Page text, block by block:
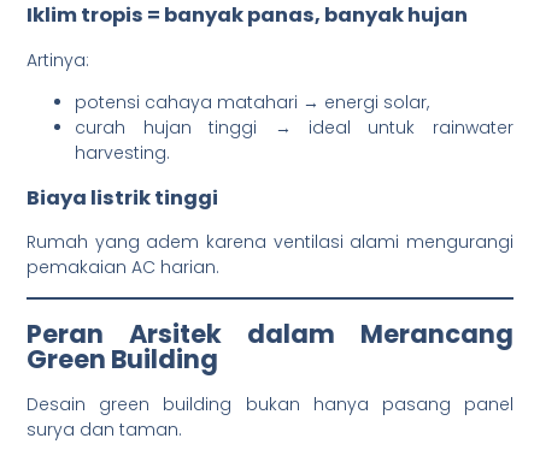
Iklim tropis = banyak panas, banyak hujan
Artinya:
potensi cahaya matahari → energi solar,
curah hujan tinggi → ideal untuk rainwater
harvesting.
Biaya listrik tinggi
Rumah yang adem karena ventilasi alami mengurangi
pemakaian AC harian.
Peran Arsitek dalam Merancang
Green Building
Desain green building bukan hanya pasang panel
surya dan taman.